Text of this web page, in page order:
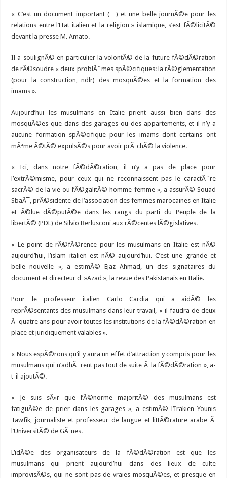
« C’est un document important (…) et une belle journÃ©e pour les
relations entre l’Etat italien et la religion » islamique, s’est fÃ©licitÃ©
devant la presse M. Amato.
Il a soulignÃ© en particulier la volontÃ© de la future fÃ©dÃ©ration
de rÃ©soudre « deux problÃ¨mes spÃ©cifiques: la rÃ©glementation
(pour la construction, ndlr) des mosquÃ©es et la formation des
imams ».
Aujourd’hui les musulmans en Italie prient aussi bien dans des
mosquÃ©es que dans des garages ou des appartements, et il n’y a
aucune formation spÃ©cifique pour les imams dont certains ont
mÃªme Ã©tÃ© expulsÃ©s pour avoir prÃªchÃ© la violence.
« Ici, dans notre fÃ©dÃ©ration, il n’y a pas de place pour
l’extrÃ©misme, pour ceux qui ne reconnaissent pas le caractÃ¨re
sacrÃ© de la vie ou l’Ã©galitÃ© homme-femme », a assurÃ© Souad
SbaÃ¯, prÃ©sidente de l’association des femmes marocaines en Italie
et Ã©lue dÃ©putÃ©e dans les rangs du parti du Peuple de la
libertÃ© (PDL) de Silvio Berlusconi aux rÃ©centes lÃ©gislatives.
« Le point de rÃ©fÃ©rence pour les musulmans en Italie est nÃ©
aujourd’hui, l’islam italien est nÃ© aujourd’hui. C’est une grande et
belle nouvelle », a estimÃ© Ejaz Ahmad, un des signataires du
document et directeur d' »Azad », la revue des Pakistanais en Italie.
Pour le professeur italien Carlo Cardia qui a aidÃ© les
reprÃ©sentants des musulmans dans leur travail, « il faudra de deux
Ã quatre ans pour avoir toutes les institutions de la fÃ©dÃ©ration en
place et juridiquement valables ».
« Nous espÃ©rons qu’il y aura un effet d’attraction y compris pour les
musulmans qui n’adhÃ¨rent pas tout de suite Ã la fÃ©dÃ©ration », a-
t-il ajoutÃ©.
« Je suis sÃ»r que l’Ã©norme majoritÃ© des musulmans est
fatiguÃ©e de prier dans les garages », a estimÃ© l’Irakien Younis
Tawfik, journaliste et professeur de langue et littÃ©rature arabe Ã
l’UniversitÃ© de GÃªnes.
L’idÃ©e des organisateurs de la fÃ©dÃ©ration est que les
musulmans qui prient aujourd’hui dans des lieux de culte
improvisÃ©s, qui ne sont pas de vraies mosquÃ©es, et presque en